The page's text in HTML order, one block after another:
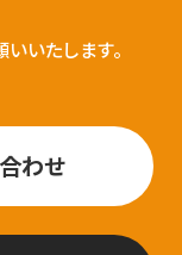
いたします。
わせ